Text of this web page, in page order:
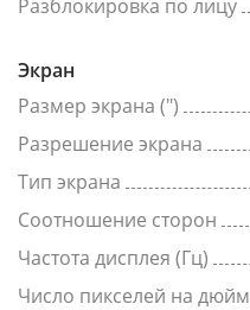
Разблокировка по лицу
Экран
Размер экрана (")
Разрешение экрана
Тип экрана
Соотношение сторон
Частота дисплея (Гц)
Число пикселей на дюйм